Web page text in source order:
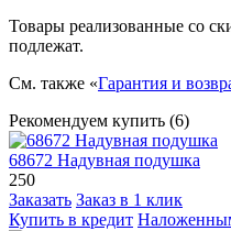
Товары реализованные со
подлежат.
См. также «Гарантия и
Рекомендуем купить (6)
68672 Надувная подушка
250
Заказать Заказ в 1 клик
Купить в кредит